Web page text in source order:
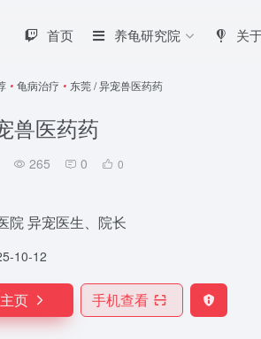
首页 养龟研究院 关
• 龟病治疗 • 东莞 / 异宠兽医药药
兽医药药
265 0 0
院 异宠医生、院长
10-12
页 手机查看